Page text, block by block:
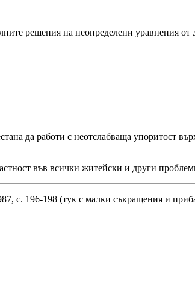
решения на неопределени уравнения
да работи с неотслабваща упоритост
във всички житейски и други
с. 196-198 (тук с малки съкращения и